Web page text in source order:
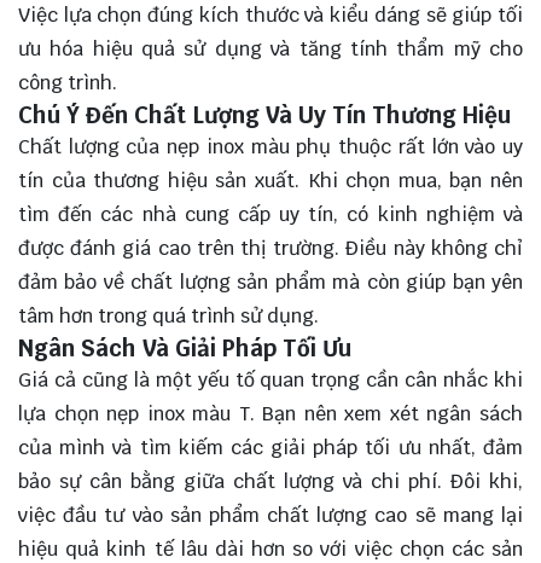
Việc lựa chọn đúng kích thước và kiểu dáng sẽ giúp tối
ưu hóa hiệu quả sử dụng và tăng tính thẩm mỹ cho
công trình.
Chú Ý Đến Chất Lượng Và Uy Tín Thương Hiệu
Chất lượng của nẹp inox màu phụ thuộc rất lớn vào uy
tín của thương hiệu sản xuất. Khi chọn mua, bạn nên
tìm đến các nhà cung cấp uy tín, có kinh nghiệm và
được đánh giá cao trên thị trường. Điều này không chỉ
đảm bảo về chất lượng sản phẩm mà còn giúp bạn yên
tâm hơn trong quá trình sử dụng.
Ngân Sách Và Giải Pháp Tối Ưu
Giá cả cũng là một yếu tố quan trọng cần cân nhắc khi
lựa chọn nẹp inox màu T. Bạn nên xem xét ngân sách
của mình và tìm kiếm các giải pháp tối ưu nhất, đảm
bảo sự cân bằng giữa chất lượng và chi phí. Đôi khi,
việc đầu tư vào sản phẩm chất lượng cao sẽ mang lại
hiệu quả kinh tế lâu dài hơn so với việc chọn các sản